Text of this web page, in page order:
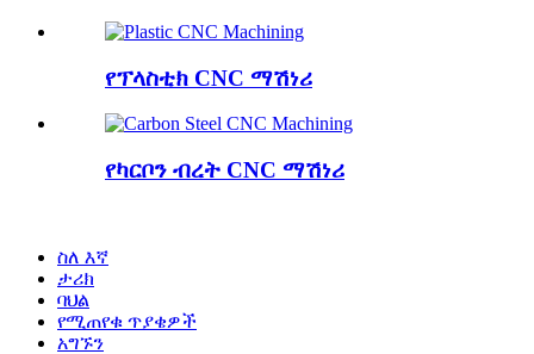
የፕላስቲክ CNC ማሽነሪ
የካርቦን ብረት CNC ማሽነሪ
ስለ እኛ
ታሪክ
ባህል
የሚጠየቁ ጥያቄዎች
አግኙን